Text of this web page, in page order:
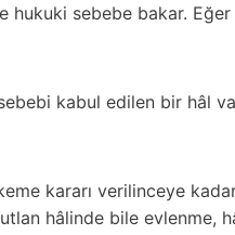
sebebe bakar.
kabul edilen bir hâl
kararı verilinceye
hâlinde bile evlenme,